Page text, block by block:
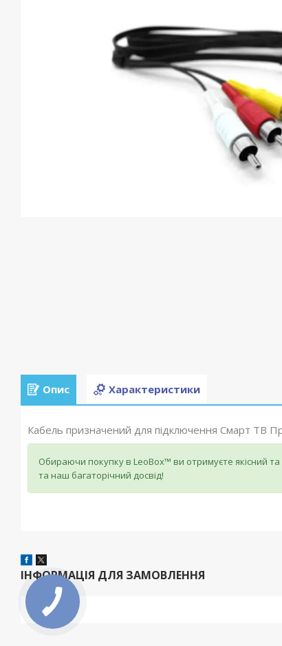
Опис Характеристики
Кабель призначений для підключення Смарт ТВ
Обираючи покупку в LeoBox™ ви отримуєте якісний
та наш багаторічний досвід!
ІНФОРМАЦІЯ ДЛЯ ЗАМОВЛЕННЯ
Ціна:89 ₴